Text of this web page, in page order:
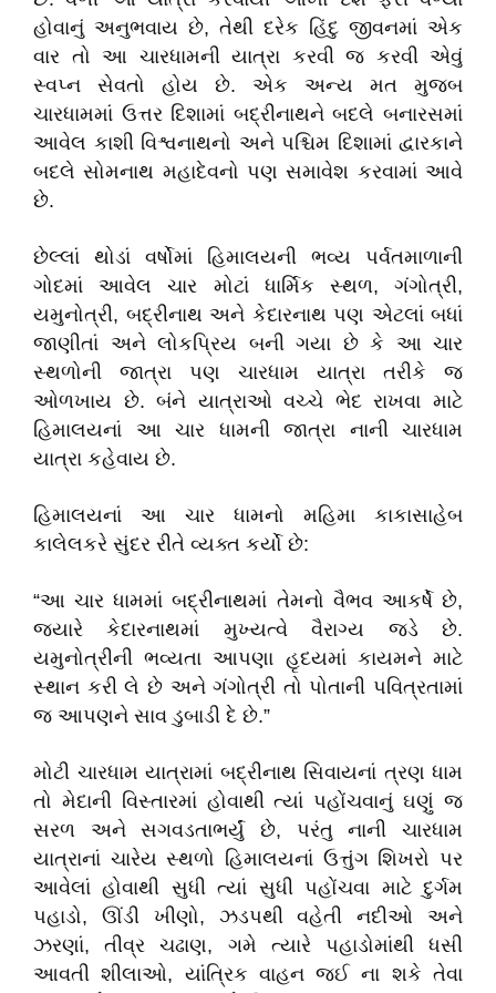
હોવાનું અનુભવાય છે, તેથી દરેક હિંદુ જીવનમાં એક
વાર તો આ ચારધામની યાત્રા કરવી જ કરવી એવું
સ્વપ્ન સેવતો હોય છે. એક અન્ય મત મુજબ
ચારધામમાં ઉત્તર દિશામાં બદ્રીનાથને બદલે બનારસમાં
આવેલ કાશી વિશ્વનાથનો અને પશ્ચિમ દિશામાં દ્વારકાને
બદલે સોમનાથ મહાદેવનો પણ સમાવેશ કરવામાં આવે
છે.
છેલ્લાં થોડાં વર્ષોમાં હિમાલયની ભવ્ય પર્વતમાળાની
ગોદમાં આવેલ ચાર મોટાં ધાર્મિક સ્થળ, ગંગોત્રી,
યમુનોત્રી, બદ્રીનાથ અને કેદારનાથ પણ એટલાં બધાં
જાણીતાં અને લોકપ્રિય બની ગયા છે કે આ ચાર
સ્થળોની જાત્રા પણ ચારધામ યાત્રા તરીકે જ
ઓળખાય છે. બંને યાત્રાઓ વચ્ચે ભેદ રાખવા માટે
હિમાલયનાં આ ચાર ધામની જાત્રા નાની ચારધામ
યાત્રા કહેવાય છે.
હિમાલયનાં આ ચાર ધામનો મહિમા કાકાસાહેબ
કાલેલકરે સુંદર રીતે વ્યક્ત કર્યો છે:
“આ ચાર ધામમાં બદ્રીનાથમાં તેમનો વૈભવ આકર્ષે છે,
જયારે કેદારનાથમાં મુખ્યત્વે વૈરાગ્ય જડે છે.
યમુનોત્રીની ભવ્યતા આપણા હૃદયમાં કાયમને માટે
સ્થાન કરી લે છે અને ગંગોત્રી તો પોતાની પવિત્રતામાં
જ આપણને સાવ ડુબાડી દે છે.”
મોટી ચારધામ યાત્રામાં બદ્રીનાથ સિવાયનાં ત્રણ ધામ
તો મેદાની વિસ્તારમાં હોવાથી ત્યાં પહોંચવાનું ઘણું જ
સરળ અને સગવડતાભર્યું છે, પરંતુ નાની ચારધામ
યાત્રાનાં ચારેય સ્થળો હિમાલયનાં ઉત્તુંગ શિખરો પર
આવેલાં હોવાથી સુધી ત્યાં સુધી પહોંચવા માટે દુર્ગમ
પહાડો, ઊંડી ખીણો, ઝડપથી વહેતી નદીઓ અને
ઝરણાં, તીવ્ર ચઢાણ, ગમે ત્યારે પહાડોમાંથી ધસી
આવતી શીલાઓ, યાંત્રિક વાહન જઈ ના શકે તેવા